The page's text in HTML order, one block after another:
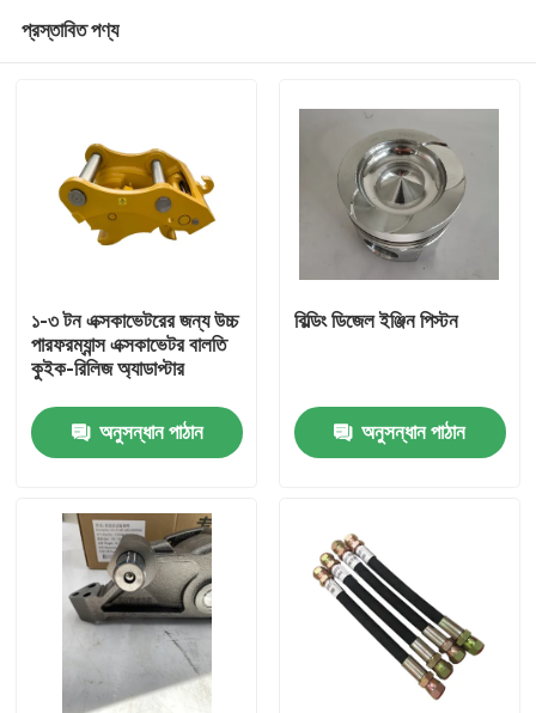
আমাদের সম্পর্কে
প্রস্তাবিত পণ্য
১-৩ টন এক্সকাভেটরের জন্য উচ্চ
পারফরম্যান্স এক্সকাভেটর বালতি
কুইক-রিলিজ অ্যাডাপ্টার
অনুসন্ধান পাঠান
বিল্ডিং ডিজেল ইঞ্জিন পিস্টন
অনুসন্ধান পাঠান